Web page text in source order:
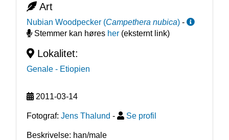
Art
Nubian Woodpecker (Campethera nubica) -
Stemmer kan høres her(eksternt link)
Lokalitet:
Genale - Etiopien
2011-03-14
Fotograf: Jens Thalund - Se profil
Beskrivelse: han/male